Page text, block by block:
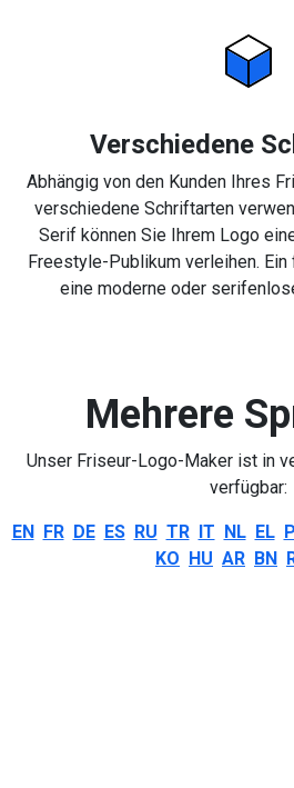
Verschiedene
Abhängig von den Kunden Ihres
verschiedene Schriftarten
Serif können Sie Ihrem Logo
Freestyle-Publikum verleihen.
eine moderne oder
Mehrere
Unser Friseur-Logo-Maker ist in
verfügbar:
EN FR DE ES RU TR IT NL EL
KO HU AR BN